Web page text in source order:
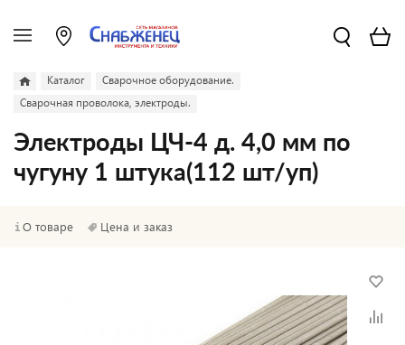
Каталог
Сварочное оборудование.
Сварочная проволока, электроды.
Электроды ЦЧ-4 д. 4,0 мм по
чугуну 1 штука(112 шт/уп)
О товаре Цена и заказ